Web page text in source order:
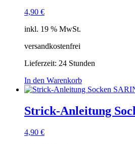
4,90 €
inkl. 19 % MwSt.
versandkostenfrei
Lieferzeit: 24 Stunden
In den Warenkorb
Strick-Anleitung
4,90 €